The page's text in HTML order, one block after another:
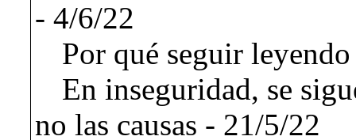
- 4/6/22
Por qué seguir
En inseguridad, se
no las causas - 21/5/22